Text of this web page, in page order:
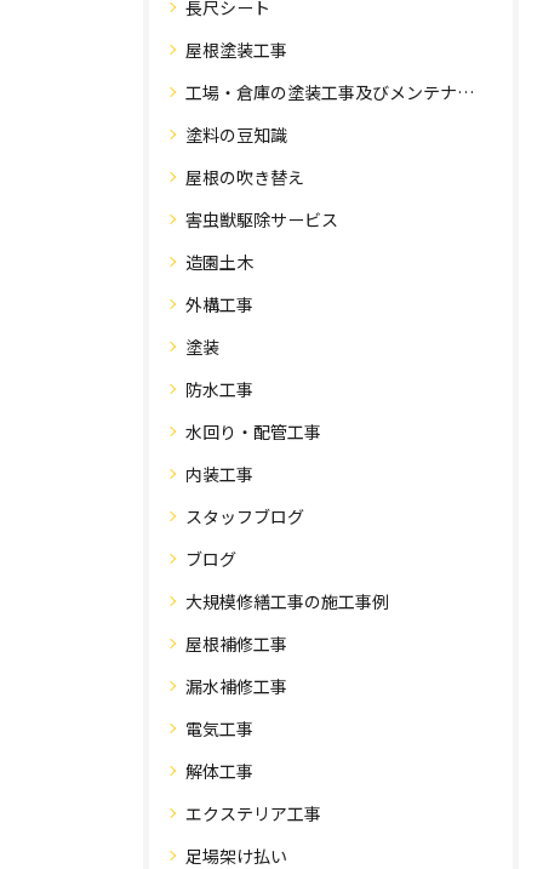
長尺シート
屋根塗装工事
工場・倉庫の塗装工事及びメンテナンス
塗料の豆知識
屋根の吹き替え
害虫獣駆除サービス
造園土木
外構工事
塗装
防水工事
水回り・配管工事
内装工事
スタッフブログ
ブログ
大規模修繕工事の施工事例
屋根補修工事
漏水補修工事
電気工事
解体工事
エクステリア工事
足場架け払い